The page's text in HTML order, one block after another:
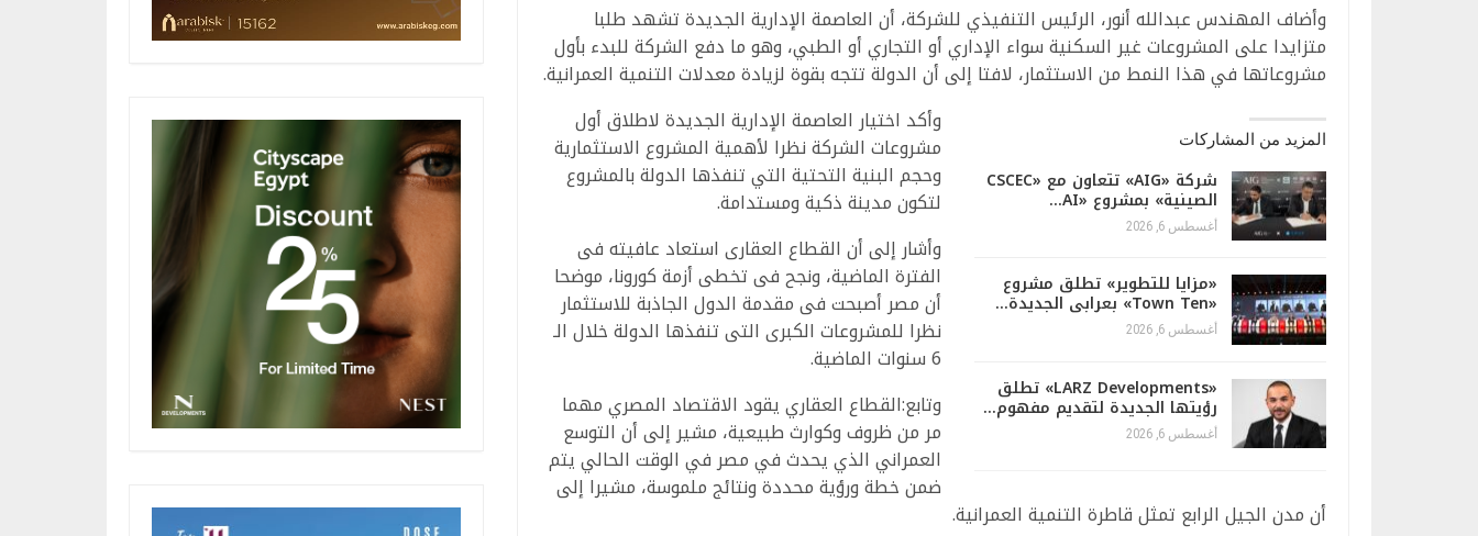
وأضاف المهندس عبدالله أنور، الرئيس التنفيذي للشركة، أن العاصمة الإدارية الجديدة تشهد طلبا
متزايدا على المشروعات غير السكنية سواء الإداري أو التجاري أو الطبي، وهو ما دفع الشركة للبدء بأول
مشروعاتها في هذا النمط من الاستثمار، لافتا إلى أن الدولة تتجه بقوة لزيادة معدلات التنمية العمرانية.
المزيد من المشاركات
شركة «AIG» تتعاون مع «CSCEC
الصينية» بمشروع «AI…
أغسطس 6, 2026
«مزايا للتطوير» تطلق مشروع
«Town Ten» بعرابى الجديدة…
أغسطس 6, 2026
«LARZ Developments» تطلق
رؤيتها الجديدة لتقديم مفهوم…
أغسطس 6, 2026
وأكد اختيار العاصمة الإدارية الجديدة لاطلاق أول
مشروعات الشركة نظرا لأهمية المشروع الاستثمارية
وحجم البنية التحتية التي تنفذها الدولة بالمشروع
لتكون مدينة ذكية ومستدامة.
وأشار إلى أن القطاع العقارى استعاد عافيته فى
الفترة الماضية، ونجح فى تخطى أزمة كورونا، موضحا
أن مصر أصبحت فى مقدمة الدول الجاذبة للاستثمار
نظرا للمشروعات الكبرى التى تنفذها الدولة خلال الـ
6 سنوات الماضية.
وتابع:القطاع العقاري يقود الاقتصاد المصري مهما
مر من ظروف وكوارث طبيعية، مشير إلى أن التوسع
العمراني الذي يحدث في مصر في الوقت الحالي يتم
ضمن خطة ورؤية محددة ونتائج ملموسة، مشيرا إلى
أن مدن الجيل الرابع تمثل قاطرة التنمية العمرانية.